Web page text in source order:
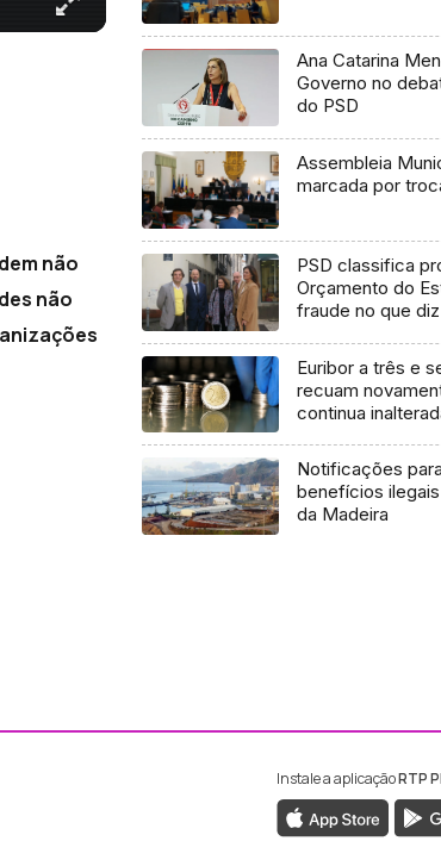
não
não
Ana Catarina
Governo no
do PSD
Assembleia
marcada por
PSD classifica
Orçamento do
fraude no que
Euribor a três e
recuam
continua
Notificações
benefícios
da Madeira
ao Facebook da RTP Madeira
ao Instagram da RTP
Instale a aplicaçãoRTP